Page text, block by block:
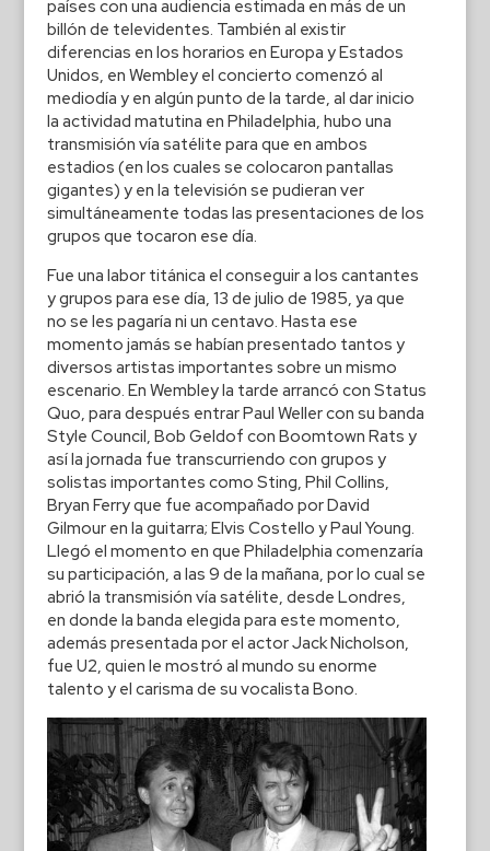
países con una audiencia estimada en más de un
billón de televidentes. También al existir
diferencias en los horarios en Europa y Estados
Unidos, en Wembley el concierto comenzó al
mediodía y en algún punto de la tarde, al dar inicio
la actividad matutina en Philadelphia, hubo una
transmisión vía satélite para que en ambos
estadios (en los cuales se colocaron pantallas
gigantes) y en la televisión se pudieran ver
simultáneamente todas las presentaciones de los
grupos que tocaron ese día.
Fue una labor titánica el conseguir a los cantantes
y grupos para ese día, 13 de julio de 1985, ya que
no se les pagaría ni un centavo. Hasta ese
momento jamás se habían presentado tantos y
diversos artistas importantes sobre un mismo
escenario. En Wembley la tarde arrancó con Status
Quo, para después entrar Paul Weller con su banda
Style Council, Bob Geldof con Boomtown Rats y
así la jornada fue transcurriendo con grupos y
solistas importantes como Sting, Phil Collins,
Bryan Ferry que fue acompañado por David
Gilmour en la guitarra; Elvis Costello y Paul Young.
Llegó el momento en que Philadelphia comenzaría
su participación, a las 9 de la mañana, por lo cual se
abrió la transmisión vía satélite, desde Londres,
en donde la banda elegida para este momento,
además presentada por el actor Jack Nicholson,
fue U2, quien le mostró al mundo su enorme
talento y el carisma de su vocalista Bono.